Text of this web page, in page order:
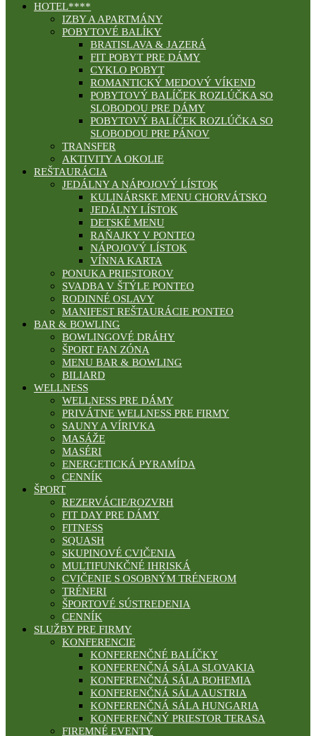
HOTEL****
IZBY A APARTMÁNY
POBYTOVÉ BALÍKY
BRATISLAVA & JAZERÁ
FIT POBYT PRE DÁMY
CYKLO POBYT
ROMANTICKÝ MEDOVÝ VÍKEND
POBYTOVÝ BALÍČEK ROZLÚČKA SO
SLOBODOU PRE DÁMY
POBYTOVÝ BALÍČEK ROZLÚČKA SO
SLOBODOU PRE PÁNOV
TRANSFER
AKTIVITY A OKOLIE
REŠTAURÁCIA
JEDÁLNY A NÁPOJOVÝ LÍSTOK
KULINÁRSKE MENU CHORVÁTSKO
JEDÁLNY LÍSTOK
DETSKÉ MENU
RAŇAJKY V PONTEO
NÁPOJOVÝ LÍSTOK
VÍNNA KARTA
PONUKA PRIESTOROV
SVADBA V ŠTÝLE PONTEO
RODINNÉ OSLAVY
MANIFEST REŠTAURÁCIE PONTEO
BAR & BOWLING
BOWLINGOVÉ DRÁHY
ŠPORT FAN ZÓNA
MENU BAR & BOWLING
BILIARD
WELLNESS
WELLNESS PRE DÁMY
PRIVÁTNE WELLNESS PRE FIRMY
SAUNY A VÍRIVKA
MASÁŽE
MASÉRI
ENERGETICKÁ PYRAMÍDA
CENNÍK
ŠPORT
REZERVÁCIE/ROZVRH
FIT DAY PRE DÁMY
FITNESS
SQUASH
SKUPINOVÉ CVIČENIA
MULTIFUNKČNÉ IHRISKÁ
CVIČENIE S OSOBNÝM TRÉNEROM
TRÉNERI
ŠPORTOVÉ SÚSTREDENIA
CENNÍK
SLUŽBY PRE FIRMY
KONFERENCIE
KONFERENČNÉ BALÍČKY
KONFERENČNÁ SÁLA SLOVAKIA
KONFERENČNÁ SÁLA BOHEMIA
KONFERENČNÁ SÁLA AUSTRIA
KONFERENČNÁ SÁLA HUNGARIA
KONFERENČNÝ PRIESTOR TERASA
FIREMNÉ EVENTY